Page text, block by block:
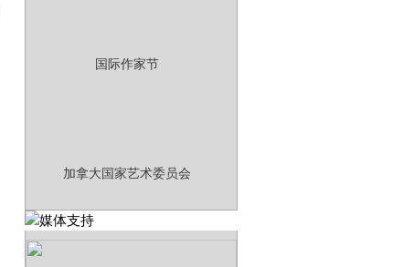
国际作家节
加拿大国家艺术委员会